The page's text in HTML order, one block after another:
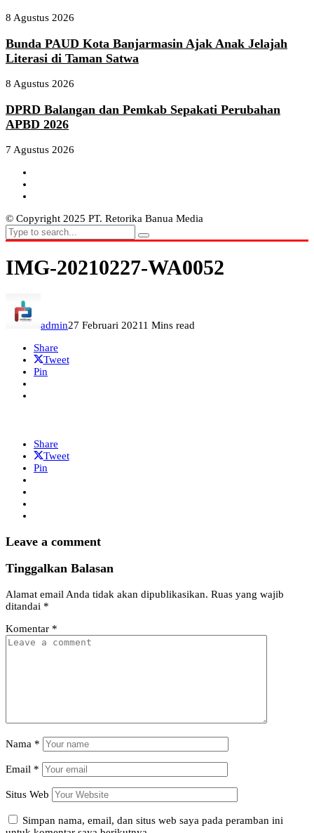
8 Agustus 2026
Bunda PAUD Kota Banjarmasin Ajak Anak Jelajah
Literasi di Taman Satwa
8 Agustus 2026
DPRD Balangan dan Pemkab Sepakati Perubahan
APBD 2026
7 Agustus 2026
© Copyright 2025 PT. Retorika Banua Media
IMG-20210227-WA0052
admin27 Februari 20211 Mins read
Share
Tweet
Pin
Share
Tweet
Pin
Leave a comment
Tinggalkan Balasan
Alamat email Anda tidak akan dipublikasikan. Ruas yang wajib
ditandai *
Komentar *
Nama *
Email *
Situs Web
Simpan nama, email, dan situs web saya pada peramban ini